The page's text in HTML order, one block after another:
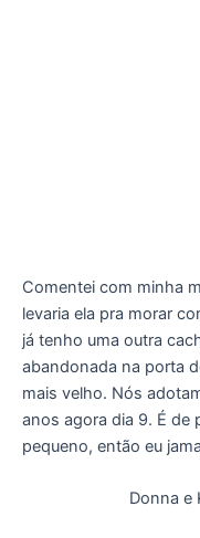
Comentei com minha
levaria ela pra morar
já tenho uma outra
abandonada na porta
mais velho. Nós
anos agora dia 9. É de
pequeno, então eu
Donna e